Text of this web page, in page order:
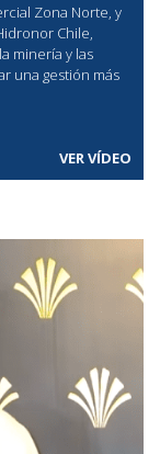
Zona Norte, y
Chile,
minería y las
una gestión más
VER VÍDEO